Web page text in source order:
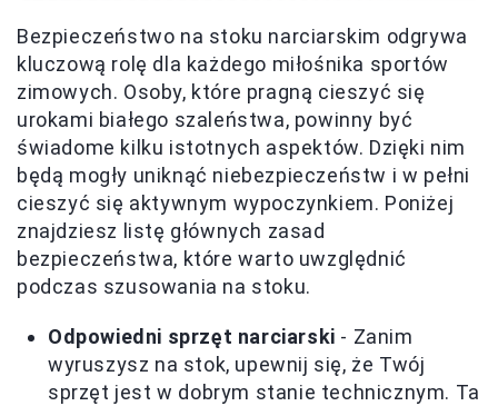
Bezpieczeństwo na stoku narciarskim odgrywa
kluczową rolę dla każdego miłośnika sportów
zimowych. Osoby, które pragną cieszyć się
urokami białego szaleństwa, powinny być
świadome kilku istotnych aspektów. Dzięki nim
będą mogły uniknąć niebezpieczeństw i w pełni
cieszyć się aktywnym wypoczynkiem. Poniżej
znajdziesz listę głównych zasad
bezpieczeństwa, które warto uwzględnić
podczas szusowania na stoku.
Odpowiedni sprzęt narciarski - Zanim
wyruszysz na stok, upewnij się, że Twój
sprzęt jest w dobrym stanie technicznym. Ta